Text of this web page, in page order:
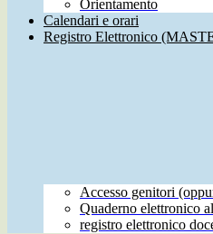
Orientamento
Calendari e orari
Registro Elettronico
Accesso genitori
Quaderno elettronico
registro elettronico